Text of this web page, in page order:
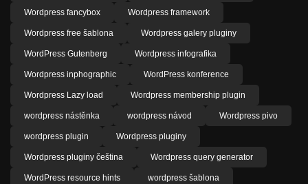
Wordpress fancybox Wordpress framework
Wordpress free šablona Wordpress galery pluginy
WordPress Gutenberg Wordpress infografika
Wordpress inphographic WordPress konference
Wordpress Lazy load Wordpress membership plugin
wordpress nástěnka wordpress návod Wordpress pivo
wordpress plugin Wordpress pluginy
Wordpress pluginy čeština Wordpress query generator
WordPress resource hints wordpress šablona